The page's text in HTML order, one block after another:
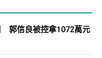
郭信良被控拿1072萬元